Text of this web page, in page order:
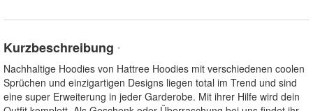
Kurzbeschreibung *
Nachhaltige Hoodies von Hattree Hoodies mit verschiedenen coolen
Sprüchen und einzigartigen Designs liegen total im Trend und sind
eine super Erweiterung in jeder Garderobe. Mit ihrer Hilfe wird dein